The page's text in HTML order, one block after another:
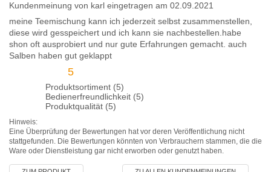
Kundenmeinung von karl eingetragen am 02.09.2021
meine Teemischung kann ich jederzeit selbst zusammenstellen,
diese wird gesspeichert und ich kann sie nachbestellen.habe
shon oft ausprobiert und nur gute Erfahrungen gemacht. auch
Salben haben gut geklappt
5
Produktsortiment (5)
Bedienerfreundlichkeit (5)
Produktqualität (5)
Hinweis:
Eine Überprüfung der Bewertungen hat vor deren Veröffentlichung nicht
stattgefunden. Die Bewertungen könnten von Verbrauchern stammen, die die
Ware oder Dienstleistung gar nicht erworben oder genutzt haben.